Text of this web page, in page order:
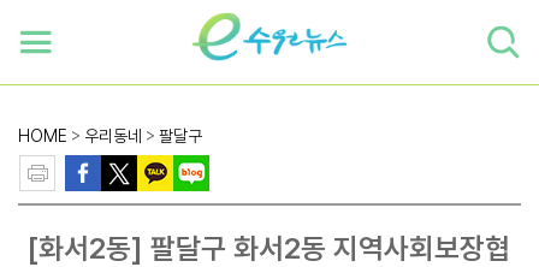
HOME > 우리동네 > 팔달구
[화서2동] 팔달구 화서2동 지역사회보장협